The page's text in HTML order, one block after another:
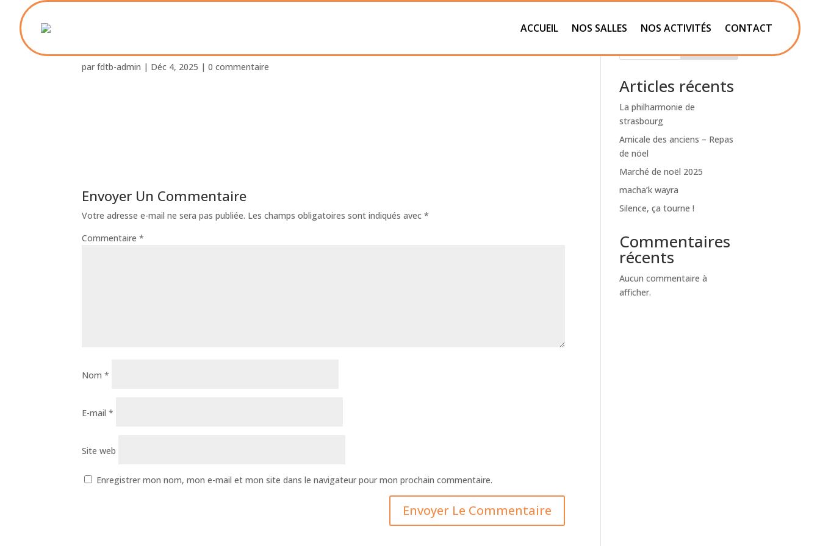
ACCUEIL NOS SALLES NOS ACTIVITÉS CONTACT
parfdtb-admin | Déc 4, 2025 |0 commentaire
Envoyer Un Commentaire
Votre adresse e-mail ne sera pas publiée. Les champs obligatoires sont indiqués avec*
Commentaire*
Nom*
E-mail*
Site web
Enregistrer mon nom, mon e-mail et mon site dans le navigateur pour mon prochain commentaire.
Articles récents
La philharmonie de
strasbourg
Amicale des anciens – Repas
de nöel
Marché de noël 2025
macha’k wayra
Silence, ça tourne !
Commentaires
récents
Aucun commentaire à
afficher.